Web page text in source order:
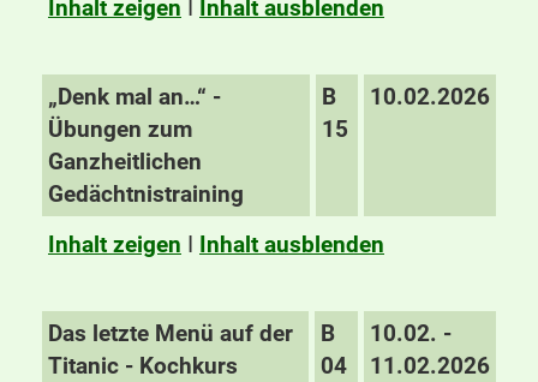
Inhalt zeigen I Inhalt ausblenden
„Denk mal an…“ -
Übungen zum
Ganzheitlichen
Gedächtnistraining
B
15
10.02.2026
Inhalt zeigen I Inhalt ausblenden
Das letzte Menü auf der
Titanic - Kochkurs
B
04
10.02. -
11.02.2026